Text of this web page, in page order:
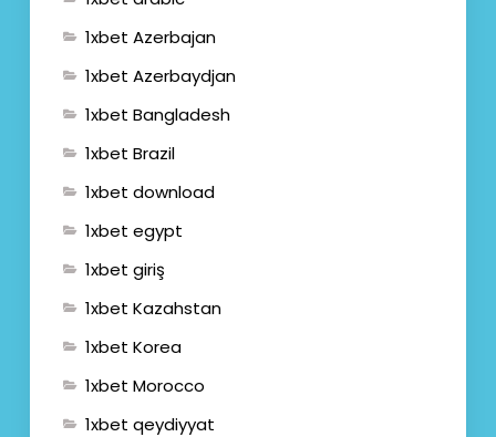
1xbet Azerbajan
1xbet Azerbaydjan
1xbet Bangladesh
1xbet Brazil
1xbet download
1xbet egypt
1xbet giriş
1xbet Kazahstan
1xbet Korea
1xbet Morocco
1xbet qeydiyyat